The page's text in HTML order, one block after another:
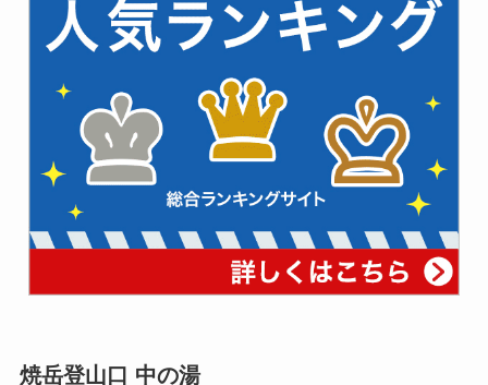
焼岳登山口 中の湯